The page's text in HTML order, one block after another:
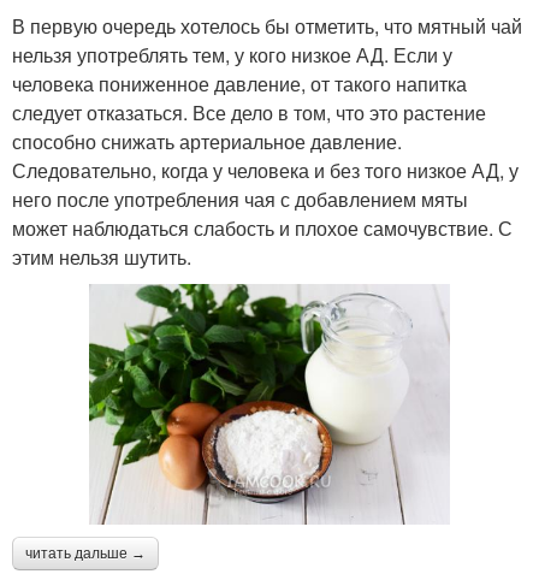
В первую очередь хотелось бы отметить, что мятный чай
нельзя употреблять тем, у кого низкое АД. Если у
человека пониженное давление, от такого напитка
следует отказаться. Все дело в том, что это растение
способно снижать артериальное давление.
Следовательно, когда у человека и без того низкое АД, у
него после употребления чая с добавлением мяты
может наблюдаться слабость и плохое самочувствие. С
этим нельзя шутить.
читать дальше →